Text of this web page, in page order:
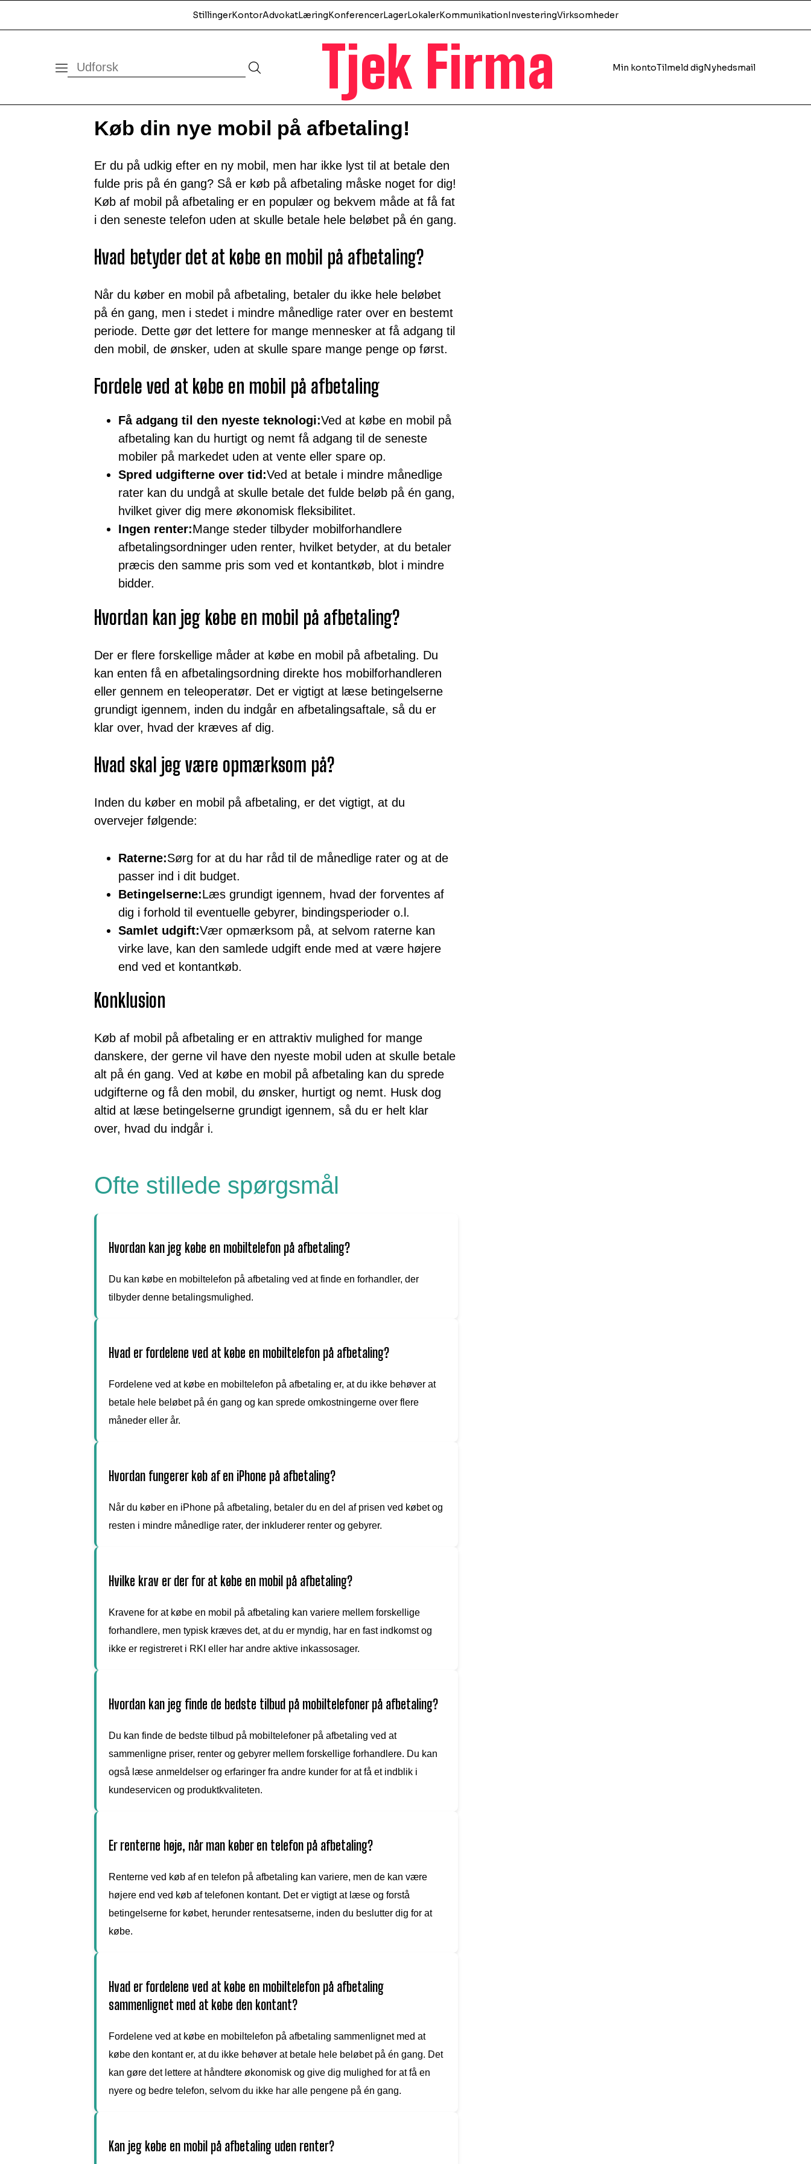
Tjek Firma Min kontoTilmeld digNyhedsmail
StillingerKontorAdvokatLæringKonferencerLagerLokalerKommunikationInvesteringVirksomheder
Køb din nye mobil på afbetaling!
Er du på udkig efter en ny mobil, men har ikke lyst til at betale den
fulde pris på én gang? Så er køb på afbetaling måske noget for dig!
Køb af mobil på afbetaling er en populær og bekvem måde at få fat
i den seneste telefon uden at skulle betale hele beløbet på én gang.
Hvad betyder det at købe en mobil på afbetaling?
Når du køber en mobil på afbetaling, betaler du ikke hele beløbet
på én gang, men i stedet i mindre månedlige rater over en bestemt
periode. Dette gør det lettere for mange mennesker at få adgang til
den mobil, de ønsker, uden at skulle spare mange penge op først.
Fordele ved at købe en mobil på afbetaling
Få adgang til den nyeste teknologi:Ved at købe en mobil på
afbetaling kan du hurtigt og nemt få adgang til de seneste
mobiler på markedet uden at vente eller spare op.
Spred udgifterne over tid:Ved at betale i mindre månedlige
rater kan du undgå at skulle betale det fulde beløb på én gang,
hvilket giver dig mere økonomisk fleksibilitet.
Ingen renter:Mange steder tilbyder mobilforhandlere
afbetalingsordninger uden renter, hvilket betyder, at du betaler
præcis den samme pris som ved et kontantkøb, blot i mindre
bidder.
Hvordan kan jeg købe en mobil på afbetaling?
Der er flere forskellige måder at købe en mobil på afbetaling. Du
kan enten få en afbetalingsordning direkte hos mobilforhandleren
eller gennem en teleoperatør. Det er vigtigt at læse betingelserne
grundigt igennem, inden du indgår en afbetalingsaftale, så du er
klar over, hvad der kræves af dig.
Hvad skal jeg være opmærksom på?
Inden du køber en mobil på afbetaling, er det vigtigt, at du
overvejer følgende:
Raterne:Sørg for at du har råd til de månedlige rater og at de
passer ind i dit budget.
Betingelserne:Læs grundigt igennem, hvad der forventes af
dig i forhold til eventuelle gebyrer, bindingsperioder o.l.
Samlet udgift:Vær opmærksom på, at selvom raterne kan
virke lave, kan den samlede udgift ende med at være højere
end ved et kontantkøb.
Konklusion
Køb af mobil på afbetaling er en attraktiv mulighed for mange
danskere, der gerne vil have den nyeste mobil uden at skulle betale
alt på én gang. Ved at købe en mobil på afbetaling kan du sprede
udgifterne og få den mobil, du ønsker, hurtigt og nemt. Husk dog
altid at læse betingelserne grundigt igennem, så du er helt klar
over, hvad du indgår i.
Ofte stillede spørgsmål
Hvordan kan jeg købe en mobiltelefon på afbetaling?
Du kan købe en mobiltelefon på afbetaling ved at finde en forhandler, der
tilbyder denne betalingsmulighed.
Hvad er fordelene ved at købe en mobiltelefon på afbetaling?
Fordelene ved at købe en mobiltelefon på afbetaling er, at du ikke behøver at
betale hele beløbet på én gang og kan sprede omkostningerne over flere
måneder eller år.
Hvordan fungerer køb af en iPhone på afbetaling?
Når du køber en iPhone på afbetaling, betaler du en del af prisen ved købet og
resten i mindre månedlige rater, der inkluderer renter og gebyrer.
Hvilke krav er der for at købe en mobil på afbetaling?
Kravene for at købe en mobil på afbetaling kan variere mellem forskellige
forhandlere, men typisk kræves det, at du er myndig, har en fast indkomst og
ikke er registreret i RKI eller har andre aktive inkassosager.
Hvordan kan jeg finde de bedste tilbud på mobiltelefoner på afbetaling?
Du kan finde de bedste tilbud på mobiltelefoner på afbetaling ved at
sammenligne priser, renter og gebyrer mellem forskellige forhandlere. Du kan
også læse anmeldelser og erfaringer fra andre kunder for at få et indblik i
kundeservicen og produktkvaliteten.
Er renterne høje, når man køber en telefon på afbetaling?
Renterne ved køb af en telefon på afbetaling kan variere, men de kan være
højere end ved køb af telefonen kontant. Det er vigtigt at læse og forstå
betingelserne for købet, herunder rentesatserne, inden du beslutter dig for at
købe.
Hvad er fordelene ved at købe en mobiltelefon på afbetaling
sammenlignet med at købe den kontant?
Fordelene ved at købe en mobiltelefon på afbetaling sammenlignet med at
købe den kontant er, at du ikke behøver at betale hele beløbet på én gang. Det
kan gøre det lettere at håndtere økonomisk og give dig mulighed for at få en
nyere og bedre telefon, selvom du ikke har alle pengene på én gang.
Kan jeg købe en mobil på afbetaling uden renter?